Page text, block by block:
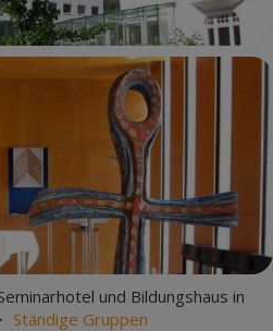
und Bildungshaus in
Ständige Gruppen